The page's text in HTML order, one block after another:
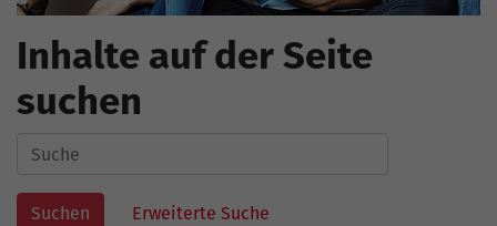
Inhalte auf der Seite
suchen
Suche
Erweiterte Suche